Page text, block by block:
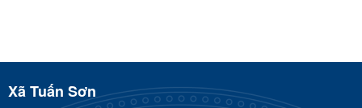
Xã Tuấn Sơn